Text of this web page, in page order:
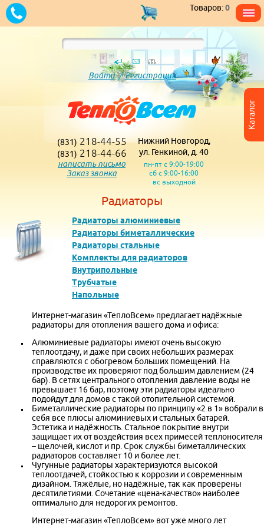
Каталог
Товаров:0
Войти/Регистрация
(831) 218-44-55
(831) 218-44-66
написать письмо
Заказ звонка
Нижний Новгород,
ул. Генкиной, д. 40
пн-пт с 9:00-19:00
сб с 9:00-16:00
вс выходной
Радиаторы
Радиаторы алюминиевые
Радиаторы биметаллические
Радиаторы стальные
Комплекты для радиаторов
Внутрипольные
Трубчатые
Напольные
Интернет-магазин «ТеплоВсем» предлагает надёжные
радиаторы для отопления вашего дома и офиса:
Алюминиевые радиаторы имеют очень высокую
теплоотдачу, и даже при своих небольших размерах
справляются с обогревом больших помещений. На
производстве их проверяют под большим давлением (24
бар). В сетях центрального отопления давление воды не
превышает 16 бар, поэтому эти радиаторы идеально
подойдут для домов с такой отопительной системой.
Биметаллические радиаторы по принципу «2 в 1» вобрали в
себя все плюсы алюминиевых и стальных батарей.
Эстетика и надёжность. Стальное покрытие внутри
защищает их от воздействия всех примесей теплоносителя
– щелочей, кислот и пр. Срок службы биметаллических
радиаторов составляет 10 и более лет.
Чугунные радиаторы характеризуются высокой
теплоотдачей, стойкостью к коррозии и современным
дизайном. Тяжёлые, но надёжные, так как проверены
десятилетиями. Сочетание «цена-качество» наиболее
оптимально для недорогих ремонтов.
Интернет-магазин «ТеплоВсем» вот уже много лет